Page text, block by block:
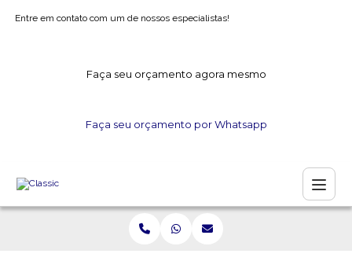
Entre em contato com um de nossos especialistas!
Faça seu orçamento agora mesmo
Faça seu orçamento por Whatsapp